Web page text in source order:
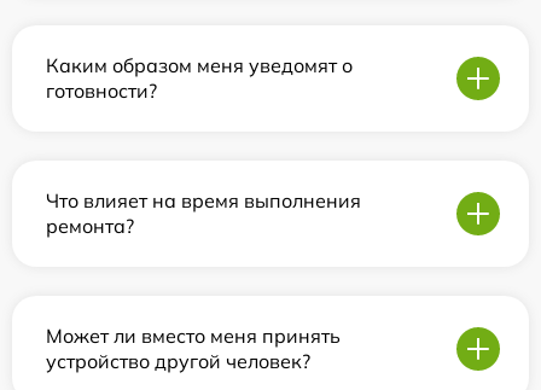
Каким образом меня уведомят о
готовности?
Что влияет на время выполнения
ремонта?
Может ли вместо меня принять
устройство другой человек?